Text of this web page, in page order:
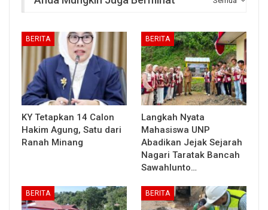
BERITA
KY Tetapkan 14 Calon
Hakim Agung, Satu dari
Ranah Minang
BERITA
Langkah Nyata
Mahasiswa UNP
Abadikan Jejak Sejarah
Nagari Taratak Bancah
Sawahlunto…
BERITA BERITA